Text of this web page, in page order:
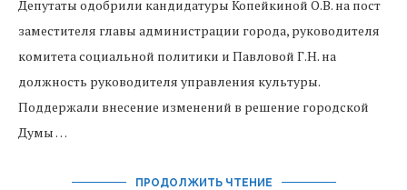
Депутаты одобрили кандидатуры Копейкиной О.В. на пост
заместителя главы администрации города, руководителя
комитета социальной политики и Павловой Г.Н. на
должность руководителя управления культуры.
Поддержали внесение изменений в решение городской
Думы …
ПРОДОЛЖИТЬ ЧТЕНИЕ